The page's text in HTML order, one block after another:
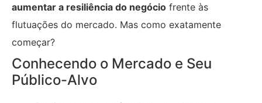
aumentar a resiliência do negócio frente às
flutuações do mercado. Mas como exatamente
começar?
Conhecendo o Mercado e Seu
Público-Alvo